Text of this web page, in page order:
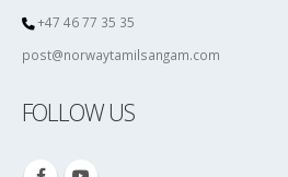
+47 46 77 35 35
post@norwaytamilsangam.com
FOLLOW US